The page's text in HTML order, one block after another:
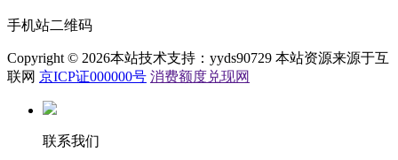
手机站二维码
Copyright © 2026本站技术支持：yyds90729 本站资源来源于互
联网 京ICP证000000号 消费额度兑现网
联系我们